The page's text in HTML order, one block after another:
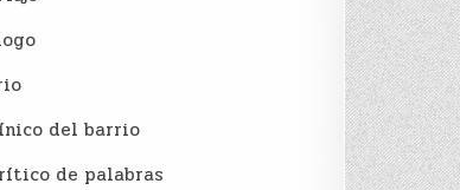
del barrio
de palabras